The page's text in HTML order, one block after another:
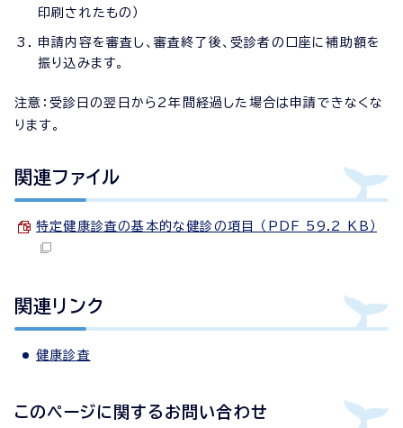
印刷されたもの）
申請内容を審査し、審査終了後、受診者の口座に補助額を
振り込みます。
注意：受診日の翌日から2年間経過した場合は申請できなくな
ります。
関連ファイル
特定健康診査の基本的な健診の項目 （PDF 59.2 KB）
関連リンク
健康診査
このページに関する お問い合わせ